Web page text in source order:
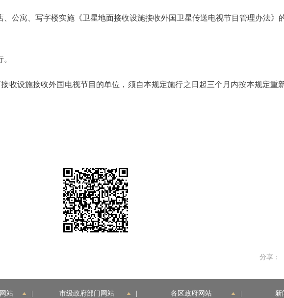
寓、写字楼实施《卫星地面接收设施接收外国卫星传送电视节目管理办法》
设施接收外国电视节目的单位，须自本规定施行之日起三个月内按本规定重
分享：
站 市级政府部门网站 各区政府网站 新